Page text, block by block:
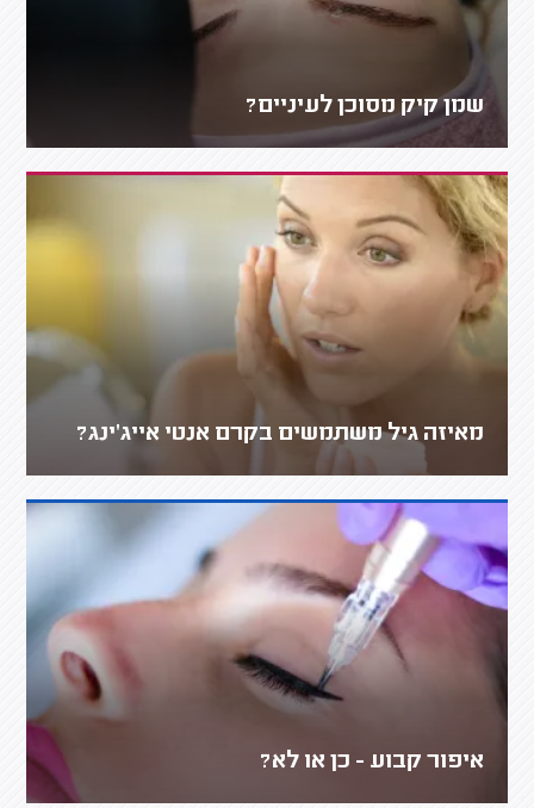
שמן קיק מסוכן לעיניים?
מאיזה גיל משתמשים בקרם אנטי אייג'ינג?
איפור קבוע - כן או לא?